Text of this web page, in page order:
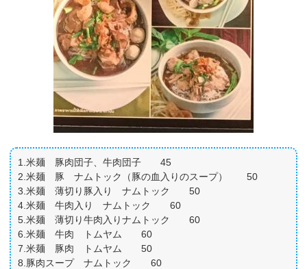
1.米麺 豚肉団子、牛肉団子 45
2.米麺 豚 ナムトック（豚の血入りのスープ） 50
3.米麺 薄切り豚入り ナムトック 50
4.米麺 牛肉入り ナムトック 60
5.米麺 薄切り牛肉入りナムトック 60
6.米麺 牛肉 トムヤム 60
7.米麺 豚肉 トムヤム 50
8.豚肉スープ ナムトック 60